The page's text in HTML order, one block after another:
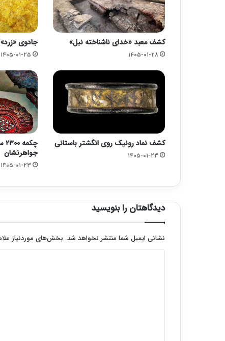
کشف معبد «خدای ناشناخته نیل»
۱۴۰۵-۰۱-۲۸
جادوی
۱۴۰۵-۰۱-۲۵
کشف نماد رونیک روی انگشتر باستانی
۱۴۰۵-۰۱-۲۳
جواهرنشان
۱۴۰۵-۰۱-۲۳
دیدگاهتان را بنویسید
نشانی ایمیل شما منتشر نخواهد شد. بخش‌های موردنیاز